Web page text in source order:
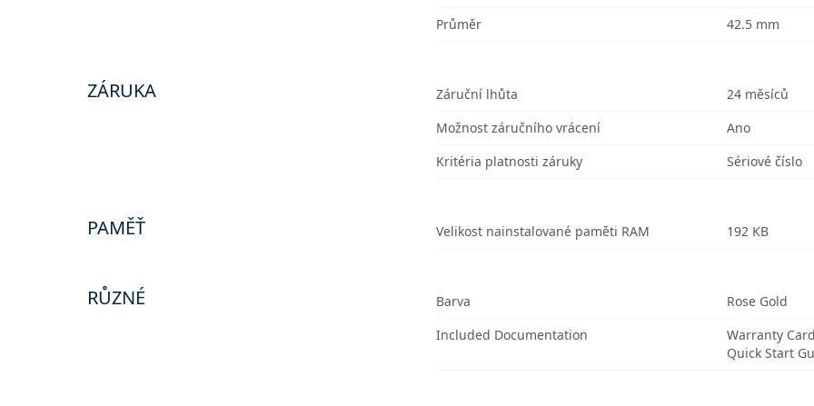
Průměr
42.5 mm
ZÁRUKA Záruční lhůta
24 měsíců
Možnost záručního vrácení
Ano
Kritéria platnosti záruky
Sériové číslo
PAMĚŤ Velikost nainstalované paměti RAM 192 KB
RŮZNÉ Barva
Rose Gold
Included Documentation
Warranty Card
Quick Start